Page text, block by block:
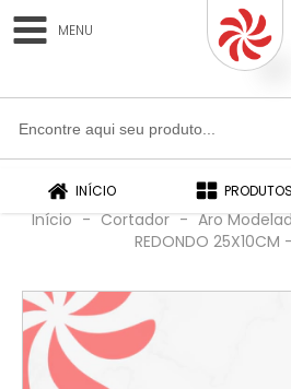
MENU
INÍCIO PRODUTOS
Início - Cortador - Aro
REDONDO 25X10CM